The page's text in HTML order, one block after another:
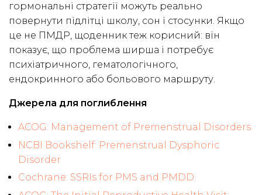
гормональні стратегії можуть реально
повернути підлітці школу, сон і стосунки. Якщо
це не ПМДР, щоденник теж корисний: він
показує, що проблема ширша і потребує
психіатричного, гематологічного,
ендокринного або больового маршруту.
Джерела для поглиблення
ACOG: Management of Premenstrual Disorders
NCBI Bookshelf: Premenstrual Dysphoric
Disorder
Cochrane: SSRIs for PMS and PMDD